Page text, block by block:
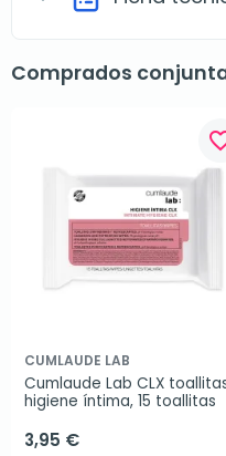
Comprados
CUMLAUDE LAB
Cumlaude Lab CLX
higiene íntima, 15 toallitas
3,95 €